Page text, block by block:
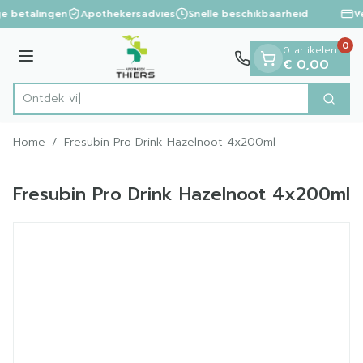
Ga naar de inhoud
1 van 1
betalingen Apothekersadvies Snelle beschikbaarheid
Menu
Product, merk, categorie...
Ontdek vitami Zoek
0 artikelen
€ 0,00
0
Home / Fresubin Pro Drink Hazelnoot 4x200ml
Fresubin Pro Drink Hazelnoot 4x200ml